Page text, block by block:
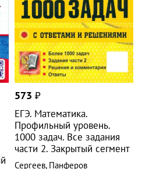
573₽
ЕГЭ. Математика.
Профильный уровень.
1000 задач. Все задания
части 2. Закрытый сегмент
Сергеев,Панферов
Экзамен ЕГЭ Банк заданий
В КОРЗИНУ